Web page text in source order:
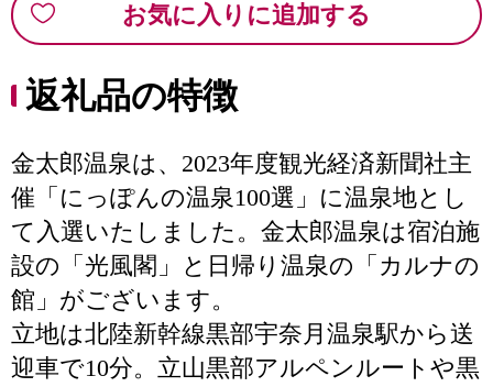
お気に入りに追加する
返礼品の特徴
金太郎温泉は、2023年度観光経済新聞社主
催「にっぽんの温泉100選」に温泉地とし
て入選いたしました。金太郎温泉は宿泊施
設の「光風閣」と日帰り温泉の「カルナの
館」がございます。
立地は北陸新幹線黒部宇奈月温泉駅から送
迎車で10分。立山黒部アルペンルートや黒